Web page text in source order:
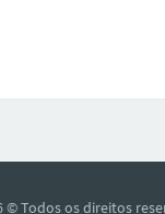
© Todos os direitos